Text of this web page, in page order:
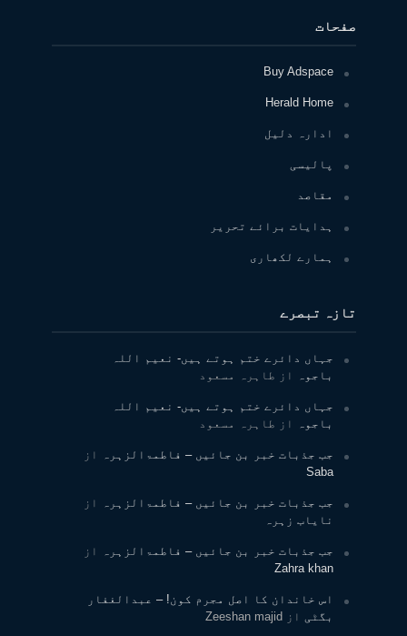
صفحات
Buy Adspace
Herald Home
ادارہ دلیل
پالیسی
مقاصد
ہدایات برائے تحریر
ہمارے لکھاری
تازہ تبصرے
جہاں دائرے ختم ہوتے ہیں- نعیم اللہ
باجوہ
از طاہرہ مسعود
جہاں دائرے ختم ہوتے ہیں- نعیم اللہ
باجوہ
از طاہرہ مسعود
جب جذبات خبر بن جائیں – فاطمۃالزہرہ
از
Saba
جب جذبات خبر بن جائیں – فاطمۃالزہرہ
از
نایاب زہرہ
جب جذبات خبر بن جائیں – فاطمۃالزہرہ
از
Zahra khan
اس خاندان کا اصل مجرم کون! – عبدالغفار
بگٹی از Zeeshan majid